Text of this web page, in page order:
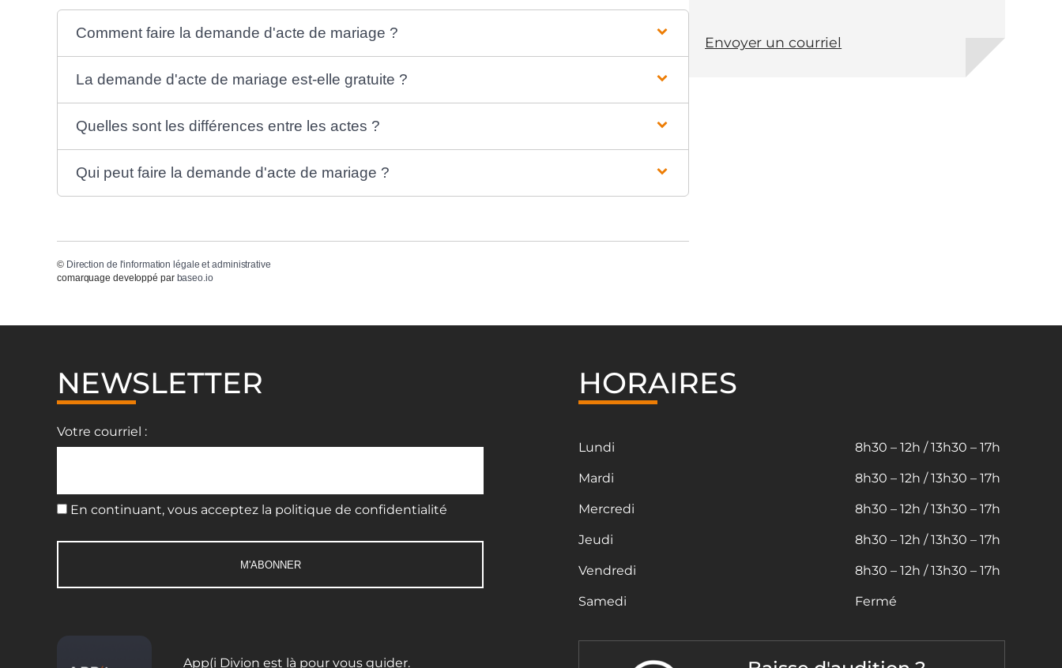
Comment faire la demande d'acte de mariage ?
La demande d'acte de mariage est-elle gratuite ?
Quelles sont les différences entre les actes ?
Qui peut faire la demande d'acte de mariage ?
© Direction de l'information légale et administrative
comarquage developpé par baseo.io
Envoyer un courriel
NEWSLETTER
Votre courriel :
En continuant, vous acceptez la politique de confidentialité
App(i Divion est là pour vous guider.
HORAIRES
Lundi
Mardi
Mercredi
Jeudi
Vendredi
Samedi
8h30 – 12h / 13h30 – 17h
8h30 – 12h / 13h30 – 17h
8h30 – 12h / 13h30 – 17h
8h30 – 12h / 13h30 – 17h
8h30 – 12h / 13h30 – 17h
Fermé